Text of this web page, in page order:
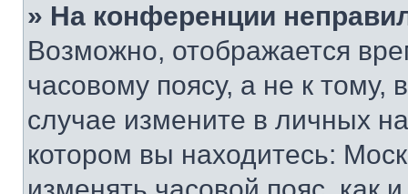
» На конференции
Возможно, отображается
часовому поясу, а не к тому,
случае измените в личных
котором вы находитесь: